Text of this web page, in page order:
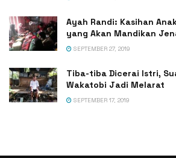
Ayah Randi: Kasihan
yang Akan Mandikan
SEPTEMBER 27, 2019
Tiba-tiba Dicerai Istri,
Wakatobi Jadi Melarat
SEPTEMBER 17, 2019